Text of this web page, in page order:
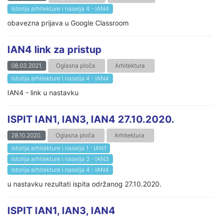
Istorija arhitekture i naselja 4 - IAN4
obavezna prijava u Google Classroom
IAN4 link za pristup
08.03.2021. Oglasna ploča
Arhitektura
Istorija arhitekture i naselja 4 - IAN4
IAN4 - link u nastavku
ISPIT IAN1, IAN3, IAN4 27.10.2020.
28.10.2020. Oglasna ploča
Arhitektura
Istorija arhitekture i naselja 1 - IAN1
Istorija arhitekture i naselja 3 - IAN3
Istorija arhitekture i naselja 4 - IAN4
u nastavku rezultati ispita održanog 27.10.2020.
ISPIT IAN1, IAN3, IAN4